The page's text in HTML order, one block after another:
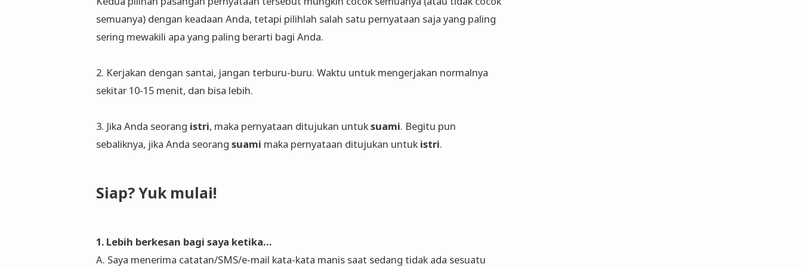
semuanya) dengan keadaan Anda, tetapi pilihlah salah satu pernyataan saja yang paling
sering mewakili apa yang paling berarti bagi Anda.
2. Kerjakan dengan santai, jangan terburu-buru. Waktu untuk mengerjakan normalnya
sekitar 10-15 menit, dan bisa lebih.
3. Jika Anda seorang istri, maka pernyataan ditujukan untuksuami. Begitu pun
sebaliknya, jika Anda seorang suami maka pernyataan ditujukan untuk istri.
Siap? Yuk mulai!
1. Lebih berkesan bagi saya ketika…
A. Saya menerima catatan/SMS/e-mail kata-kata manis saat sedang tidak ada sesuatu